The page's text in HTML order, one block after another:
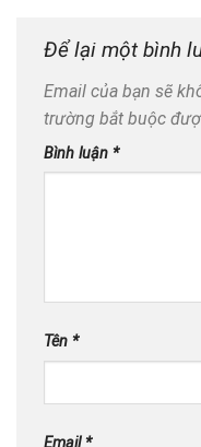
Để lại một bình
Email của bạn sẽ
trường bắt buộc
Bình luận *
Tên *